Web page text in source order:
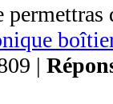
permettras
|